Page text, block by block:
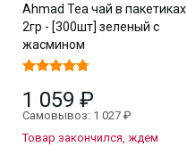
Ahmad Tea чaй в пакетиках
2гр - [300шт] зеленый с
жасмином
1 059 ₽
Самовывоз: 1 027 ₽
Товар закончился, ждем